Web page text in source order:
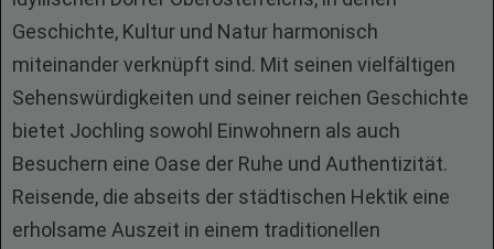
Geschichte, Kultur und Natur harmonisch
miteinander verknüpft sind. Mit seinen vielfältigen
Sehenswürdigkeiten und seiner reichen Geschichte
bietet Jochling sowohl Einwohnern als auch
Besuchern eine Oase der Ruhe und Authentizität.
Reisende, die abseits der städtischen Hektik eine
erholsame Auszeit in einem traditionellen